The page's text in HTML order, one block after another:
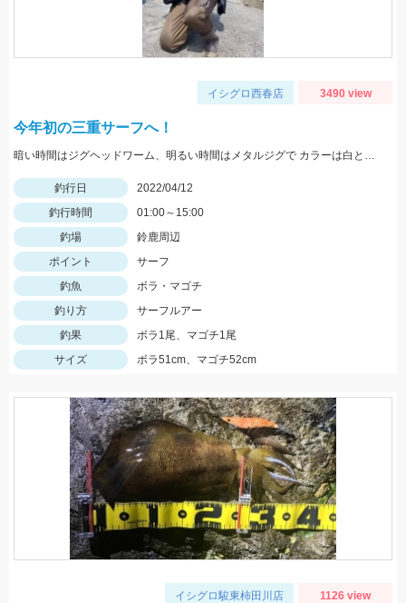
イシグロ西春店 3490 view
今年初の三重サーフへ！
暗い時間はジグヘッドワーム、明るい時間はメタルジグで カラーは白とピンクが好反応！
釣行日
2022/04/12
釣行時間
01:00～15:00
釣場
鈴鹿周辺
ポイント
サーフ
釣魚
ボラ・マゴチ
釣り方
サーフルアー
釣果
ボラ1尾、マゴチ1尾
サイズ
ボラ51cm、マゴチ52cm
イシグロ駿東柿田川店 1126 view